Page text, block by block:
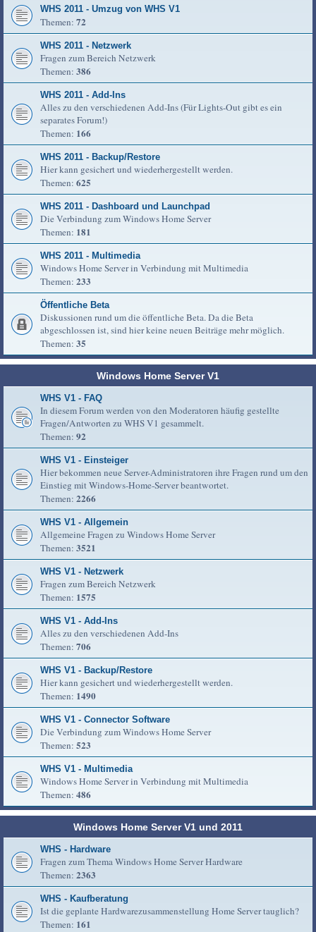
WHS 2011 - Umzug von WHS V1
Themen: 72
WHS 2011 - Netzwerk
Fragen zum Bereich Netzwerk
Themen: 386
WHS 2011 - Add-Ins
Alles zu den verschiedenen Add-Ins (Für Lights-Out gibt es ein
separates Forum!)
Themen: 166
WHS 2011 - Backup/Restore
Hier kann gesichert und wiederhergestellt werden.
Themen: 625
WHS 2011 - Dashboard und Launchpad
Die Verbindung zum Windows Home Server
Themen: 181
WHS 2011 - Multimedia
Windows Home Server in Verbindung mit Multimedia
Themen: 233
Öffentliche Beta
Diskussionen rund um die öffentliche Beta. Da die Beta
abgeschlossen ist, sind hier keine neuen Beiträge mehr möglich.
Themen: 35
Windows Home Server V1
WHS V1 - FAQ
In diesem Forum werden von den Moderatoren häufig gestellte
Fragen/Antworten zu WHS V1 gesammelt.
Themen: 92
WHS V1 - Einsteiger
Hier bekommen neue Server-Administratoren ihre Fragen rund um den
Einstieg mit Windows-Home-Server beantwortet.
Themen: 2266
WHS V1 - Allgemein
Allgemeine Fragen zu Windows Home Server
Themen: 3521
WHS V1 - Netzwerk
Fragen zum Bereich Netzwerk
Themen: 1575
WHS V1 - Add-Ins
Alles zu den verschiedenen Add-Ins
Themen: 706
WHS V1 - Backup/Restore
Hier kann gesichert und wiederhergestellt werden.
Themen: 1490
WHS V1 - Connector Software
Die Verbindung zum Windows Home Server
Themen: 523
WHS V1 - Multimedia
Windows Home Server in Verbindung mit Multimedia
Themen: 486
Windows Home Server V1 und 2011
WHS - Hardware
Fragen zum Thema Windows Home Server Hardware
Themen: 2363
WHS - Kaufberatung
Ist die geplante Hardwarezusammenstellung Home Server tauglich?
Themen: 161